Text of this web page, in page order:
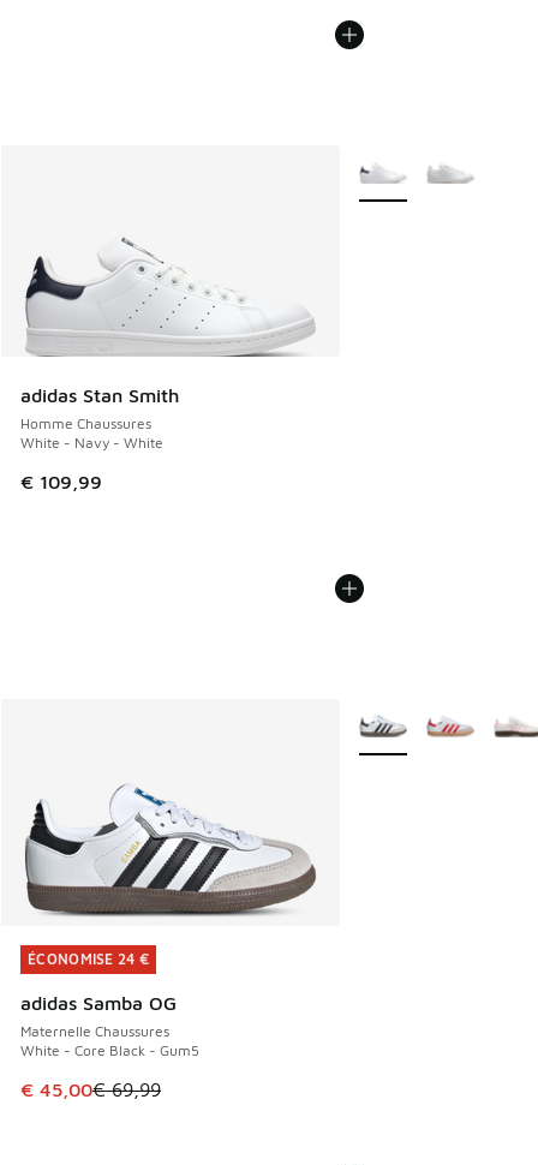
adidas Stan Smith
Homme Chaussures
White - Navy - White
€ 109,99
Plus de couleurs
ÉCONOMISE 24 €
adidas Samba OG
Maternelle Chaussures
White - Core Black - Gum5
Cet article est en promotion. Prix en baisse de € 69,99 à
€ 45,00€ 69,99
ÉCONOMISE 24 €
Plus de couleurs